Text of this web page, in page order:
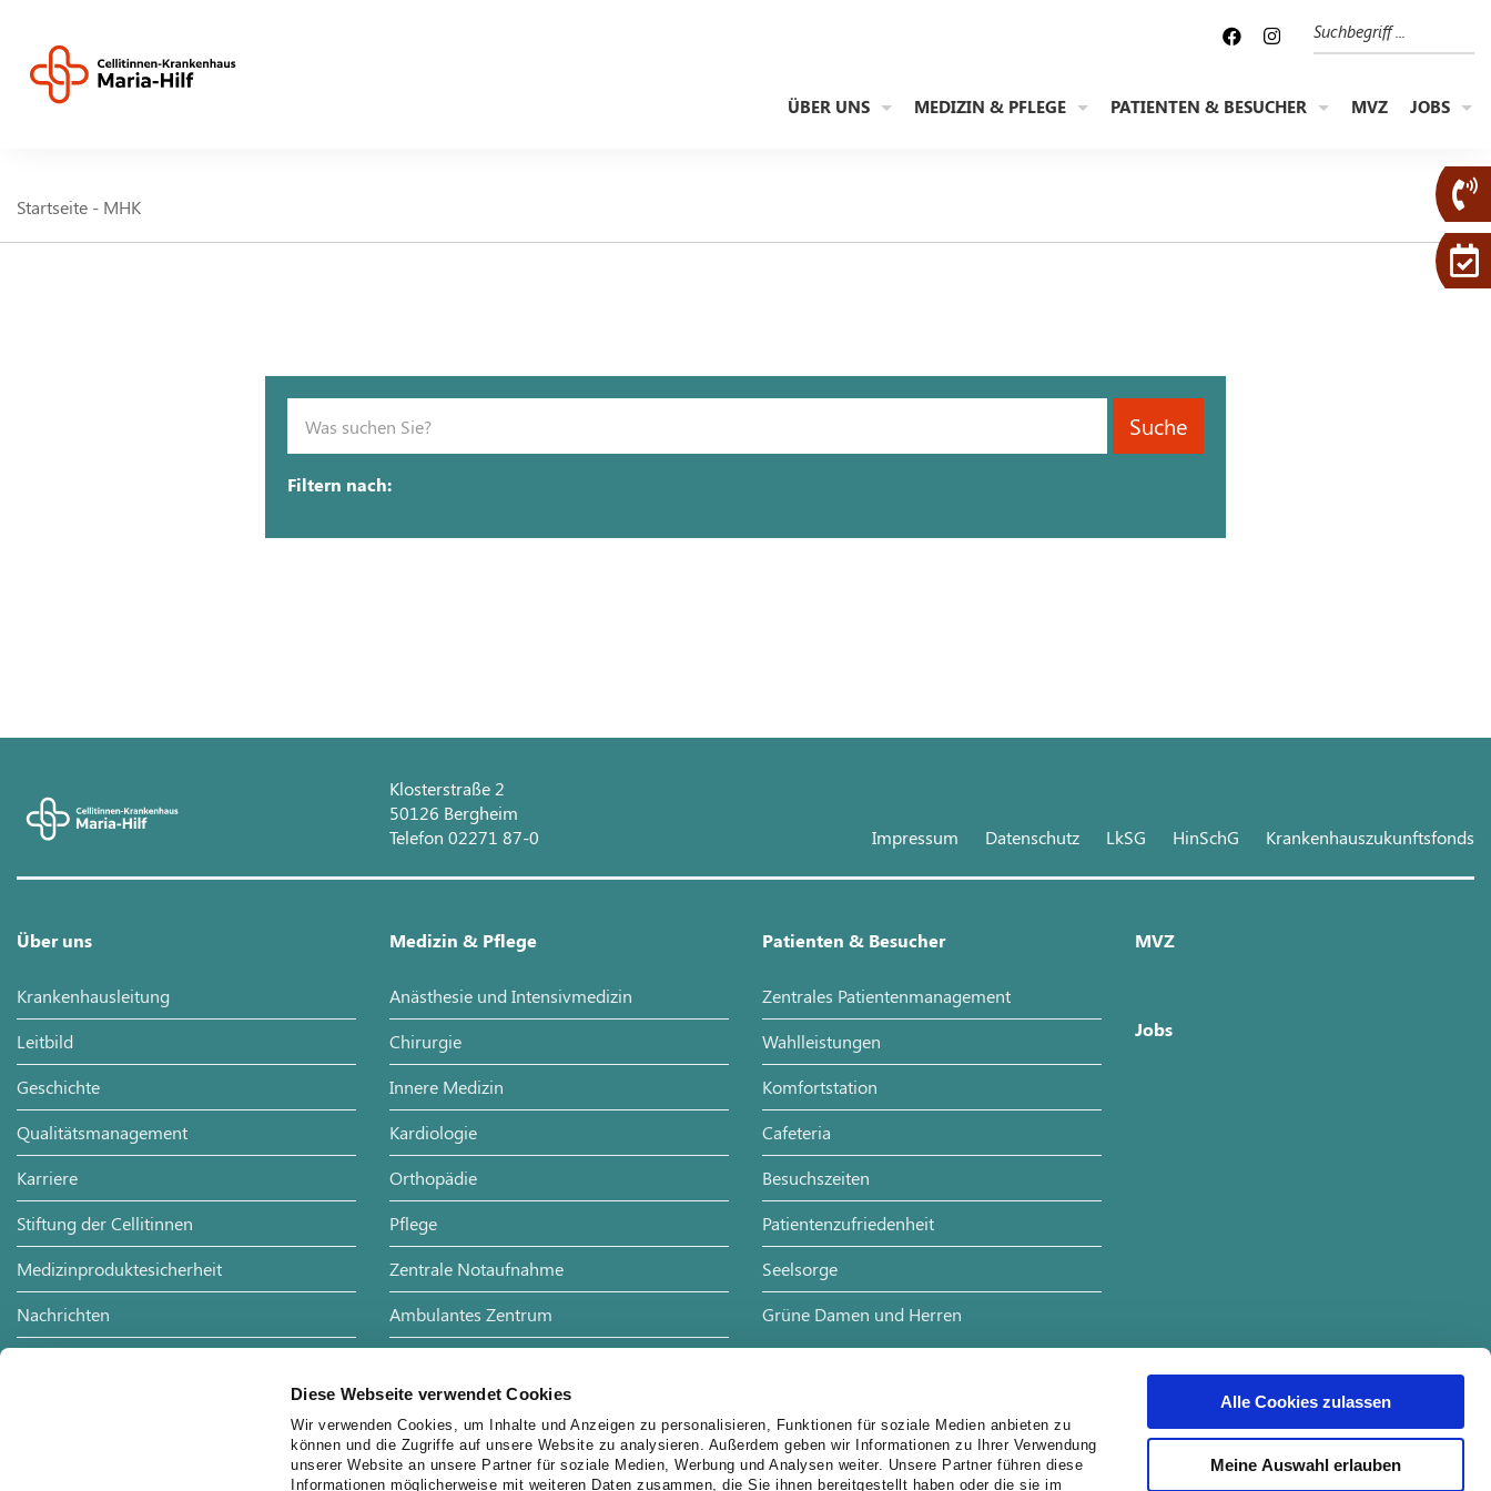
Diese Webseite verwendet Cookies
Wir verwenden Cookies, um Inhalte und Anzeigen zu personalisieren, Funktionen für soziale Medien anbieten zu
können und die Zugriffe auf unsere Website zu analysieren. Außerdem geben wir Informationen zu Ihrer Verwendung
unserer Website an unsere Partner für soziale Medien, Werbung und Analysen weiter. Unsere Partner führen diese
Informationen möglicherweise mit weiteren Daten zusammen, die Sie ihnen bereitgestellt haben oder die sie im
Alle Cookies zulassen
Meine Auswahl erlauben
Suche
ÜBER UNS MEDIZIN & PFLEGE PATIENTEN & BESUCHER MVZ JOBS
Startseite - MHK
Suche
Filtern nach:
Klosterstraße 2
50126 Bergheim
Telefon 02271 87-0
Impressum Datenschutz LkSG HinSchG Krankenhauszukunftsfonds
Über uns
Krankenhausleitung
Leitbild
Geschichte
Qualitätsmanagement
Karriere
Stiftung der Cellitinnen
Medizinproduktesicherheit
Nachrichten
Medizin & Pflege
Anästhesie und Intensivmedizin
Chirurgie
Innere Medizin
Kardiologie
Orthopädie
Pflege
Zentrale Notaufnahme
Ambulantes Zentrum
Physiotherapie
Palliativteam
Patienten & Besucher
Zentrales Patientenmanagement
Wahlleistungen
Komfortstation
Cafeteria
Besuchszeiten
Patientenzufriedenheit
Seelsorge
Grüne Damen und Herren
MVZ
Jobs